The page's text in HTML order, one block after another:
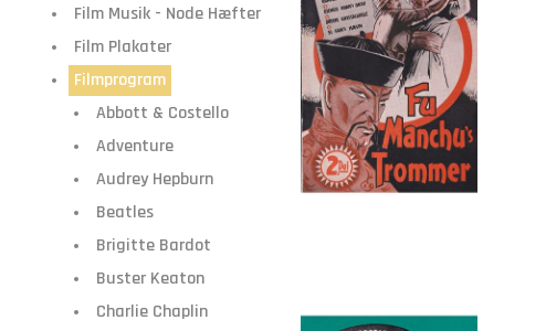
Film Musik - Node Hæfter
Film Plakater
Filmprogram
Abbott & Costello
Adventure
Audrey Hepburn
Beatles
Brigitte Bardot
Buster Keaton
Charlie Chaplin